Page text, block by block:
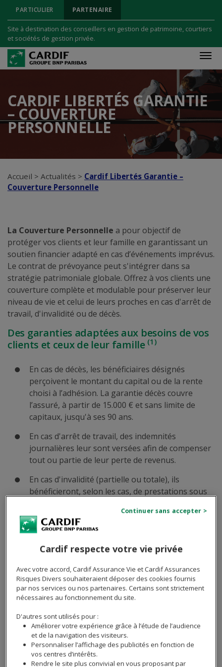
PARTICULIER PARTENAIRE
Site à destination des conseillers en gestion de patrimoine, courtiers
et sociétés de gestion privée.
CARDIF LIBERTÉS GARANTIE
– COUVERTURE
PERSONNELLE
Accueil > Actualités > Cardif Libertés Garantie –
Couverture Personnelle
La Couverture Personnelle a pour objectif de
protéger vos clients et leur famille en garantissant un
soutien financier adapté en cas d’événements imprévus.
Le contrat de prévoyance peut s'intégrer dans sa
stratégie patrimoniale globale. Offrez à vos clients une
couverture complète et modulable pour préserver leur
niveau de vie et celui de leurs proches en cas d'arrêt de
travail, d'invalidité ou de décès.
Des garanties adaptées aux besoins de vos
clients et ceux de leur famille (1)
En cas de décès, les bénéficiaires désignés
perçoivent le montant du capital ou de la rente
choisi à l’adhésion. La garantie décès couvre
l’assuré, à partir de 15.000 € et sans limite de
capitaux, jusqu'à ses 90 ans.
En cas d'arrêt de travail, des indemnités
journalières leur sont versées afin de compenser
tout ou partie de leur perte de revenus.
En cas d'invalidité (partielle ou totale), ils
bénéficieront, selon les cas, de prestations sous
Si leur situation personnelle évolue, vous pouvez les
accompagner pour ajuster leur contrat
situation.
Un contrat personnalisable grâce à deux
options complémentaires(1)
option innovante qui permet à vos clients
d'assurer la constitution progressive d'une
épargne cible. Vous évaluez avec eux le capital
nécessaire pour préserver leurs proches et ils
Cardif respecte votre vie privée
Avec votre accord, Cardif Assurance Vie et Cardif Assurances
Risques Divers souhaiteraient déposer des cookies fournis
par nos services ou nos partenaires. Certains sont strictement
nécessaires au fonctionnement du site.
D'autres sont utilisés pour :
Améliorer votre expérience grâce à l’étude de l’audience
et de la navigation des visiteurs.
Personnaliser l’affichage des publicités en fonction de
vos centres d’intérêts.
Rendre le site plus convivial en vous proposant par